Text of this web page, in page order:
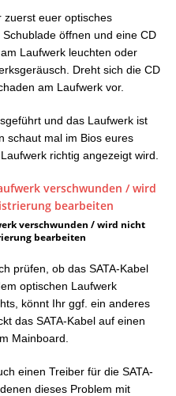
zuerst euer optisches
öffnen und eine CD
Laufwerk leuchten oder
Dreht sich die CD
am Laufwerk vor.
und das Laufwerk ist
schaut mal im Bios eures
richtig angezeigt wird.
verschwunden / wird nicht
bearbeiten
prüfen, ob das SATA-Kabel
optischen Laufwerk
könnt Ihr ggf. ein anderes
das SATA-Kabel auf einen
Mainboard.
einen Treiber für die SATA-
dieses Problem mit